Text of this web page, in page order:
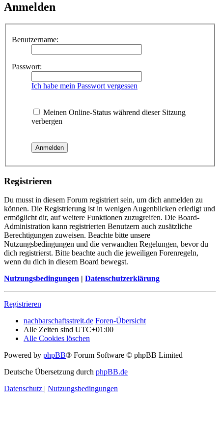
Anmelden
Benutzername:
Passwort:
Ich habe mein Passwort vergessen
Meinen Online-Status während dieser Sitzung
verbergen
Registrieren
Du musst in diesem Forum registriert sein, um dich anmelden zu
können. Die Registrierung ist in wenigen Augenblicken erledigt und
ermöglicht dir, auf weitere Funktionen zuzugreifen. Die Board-
Administration kann registrierten Benutzern auch zusätzliche
Berechtigungen zuweisen. Beachte bitte unsere
Nutzungsbedingungen und die verwandten Regelungen, bevor du
dich registrierst. Bitte beachte auch die jeweiligen Forenregeln,
wenn du dich in diesem Board bewegst.
Nutzungsbedingungen | Datenschutzerklärung
Registrieren
nachbarschaftsstreit.de Foren-Übersicht
Alle Zeiten sind UTC+01:00
Alle Cookies löschen
Powered by phpBB® Forum Software © phpBB Limited
Deutsche Übersetzung durch phpBB.de
Datenschutz | Nutzungsbedingungen